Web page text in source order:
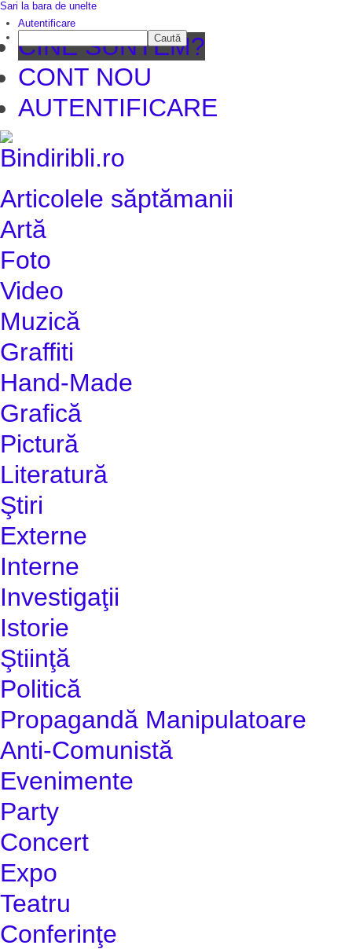
CINE SUNTEM?
CONT NOU
AUTENTIFICARE
Articolele săptămanii
Artă
Foto
Video
Muzică
Graffiti
Hand-Made
Grafică
Pictură
Literatură
Ştiri
Externe
Interne
Investigaţii
Istorie
Ştiinţă
Politică
Propagandă Manipulatoare
Anti-Comunistă
Evenimente
Party
Concert
Expo
Teatru
Conferinţe
Sari la bara de unelte
Autentificare
Caută